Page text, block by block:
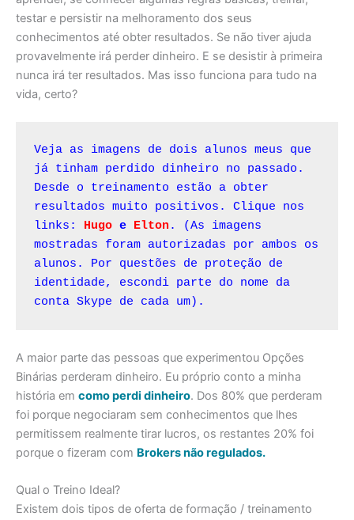
testar e persistir na melhoramento dos seus
conhecimentos até obter resultados. Se não tiver ajuda
provavelmente irá perder dinheiro. E se desistir à primeira
nunca irá ter resultados. Mas isso funciona para tudo na
vida, certo?
Veja as imagens de dois alunos meus que
já tinham perdido dinheiro no passado.
Desde o treinamento estão a obter
resultados muito positivos. Clique nos
links: Hugo e Elton . (As imagens
mostradas foram autorizadas por ambos os
alunos. Por questões de proteção de
identidade, escondi parte do nome da
conta Skype de cada um).
A maior parte das pessoas que experimentou Opções
Binárias perderam dinheiro. Eu próprio conto a minha
história em como perdi dinheiro. Dos 80% que perderam
foi porque negociaram sem conhecimentos que lhes
permitissem realmente tirar lucros, os restantes 20% foi
porque o fizeram com Brokers não regulados.
Qual o Treino Ideal?
Existem dois tipos de oferta de formação / treinamento